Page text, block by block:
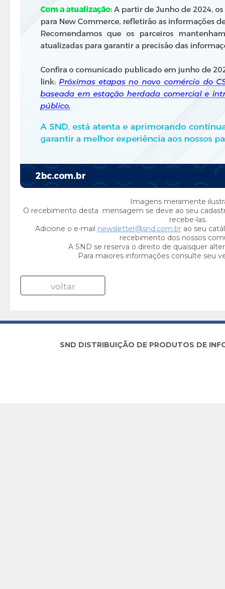
Imagens meramente
O recebimento desta mensagem se deve ao seu
recebe-las.
Adicione o e-mail newsletter@snd.com.brao seu
recebimento dos nossos
A SND se reserva o direito de quaisquer
Para maiores informações consulte seu
voltar
SND DISTRIBUIÇÃO DE PRODUTOS DE